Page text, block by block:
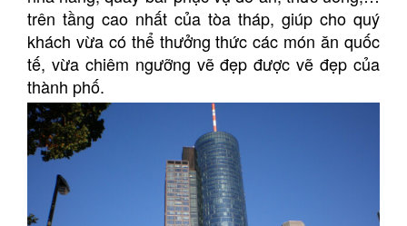
trên tầng cao nhất của tòa tháp, giúp cho quý
khách vừa có thể thưởng thức các món ăn quốc
tế, vừa chiêm ngưỡng vẽ đẹp được vẽ đẹp của
thành phố.